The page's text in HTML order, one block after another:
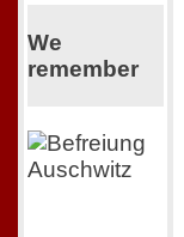
We
remember